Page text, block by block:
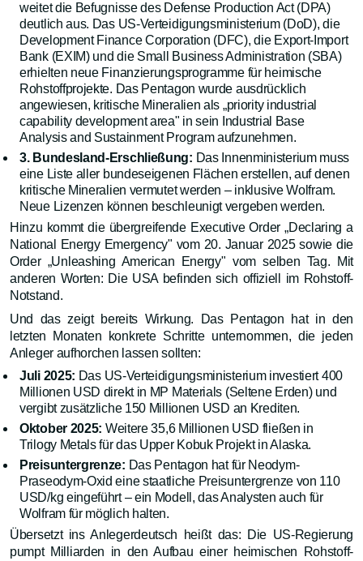
weitet die Befugnisse des Defense Production Act (DPA)
deutlich aus. Das US-Verteidigungsministerium (DoD), die
Development Finance Corporation (DFC), die Export-Import
Bank (EXIM) und die Small Business Administration (SBA)
erhielten neue Finanzierungsprogramme für heimische
Rohstoffprojekte. Das Pentagon wurde ausdrücklich
angewiesen, kritische Mineralien als „priority industrial
capability development area" in sein Industrial Base
Analysis and Sustainment Program aufzunehmen.
3. Bundesland-Erschließung: Das Innenministerium muss
eine Liste aller bundeseigenen Flächen erstellen, auf denen
kritische Mineralien vermutet werden – inklusive Wolfram.
Neue Lizenzen können beschleunigt vergeben werden.
Hinzu kommt die übergreifende Executive Order „Declaring a
National Energy Emergency" vom 20. Januar 2025 sowie die
Order „Unleashing American Energy" vom selben Tag. Mit
anderen Worten: Die USA befinden sich offiziell im Rohstoff-
Notstand.
Und das zeigt bereits Wirkung. Das Pentagon hat in den
letzten Monaten konkrete Schritte unternommen, die jeden
Anleger aufhorchen lassen sollten:
Juli 2025: Das US-Verteidigungsministerium investiert 400
Millionen USD direkt in MP Materials (Seltene Erden) und
vergibt zusätzliche 150 Millionen USD an Krediten.
Oktober 2025: Weitere 35,6 Millionen USD fließen in
Trilogy Metals für das Upper Kobuk Projekt in Alaska.
Preisuntergrenze: Das Pentagon hat für Neodym-
Praseodym-Oxid eine staatliche Preisuntergrenze von 110
USD/kg eingeführt – ein Modell, das Analysten auch für
Wolfram für möglich halten.
Übersetzt ins Anlegerdeutsch heißt das: Die US-Regierung
pumpt Milliarden in den Aufbau einer heimischen Rohstoff-